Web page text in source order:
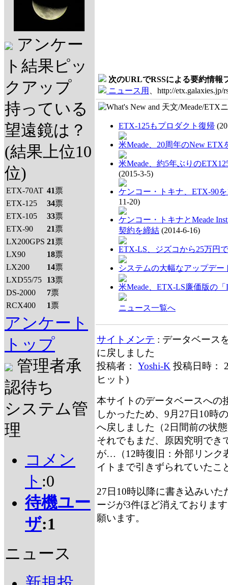
アンケー
ト結果ピッ
クアップ
持っている
望遠鏡は？
(結果上位10
位)
ETX-70AT 41票
ETX-125
34票
ETX-105
33票
ETX-90
21票
LX200GPS 21票
LX90
18票
LX200
14票
LXD55/75
13票
DS-2000
7票
RCX400
1票
アンケート
トップ
管理者承
認待ち
システム管
理
コメン
ト :0
待機ユー
ザ:1
ニュース
次のURLでRSSによる要約情報
ニュース用
、http://etx.galaxies.jp/
ETX-125もプロダクト復帰
米Meade、20周年のNew ETX
米Meade、約5年ぶりの
(2015-3-5)
ケンコー・トキナ、ETX-90
11-20)
ケンコー・トキナとMeade
契約を締結 (2014-6-16)
ETX-LS、ジズコから25万円
システムの大幅なアップデー
米Meade、ETX-LS廉価版の
ニュース一覧へ
サイトメンテ : データベース
に戻しました
投稿者： Yoshi-K 投稿日時：
ヒット)
本サイトのデータベースへの
しかったため、9月27日10時
へ戻しました（2日間前の状
それでもまだ、原因究明でき
が…（12時復旧：外部リンク
イトまで引きずられていたこ
27日10時以降に書き込みい
ージが3件ほど消えておりま
願います。